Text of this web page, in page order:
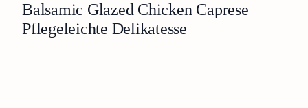
Balsamic Glazed Chicken Caprese
Pflegeleichte Delikatesse